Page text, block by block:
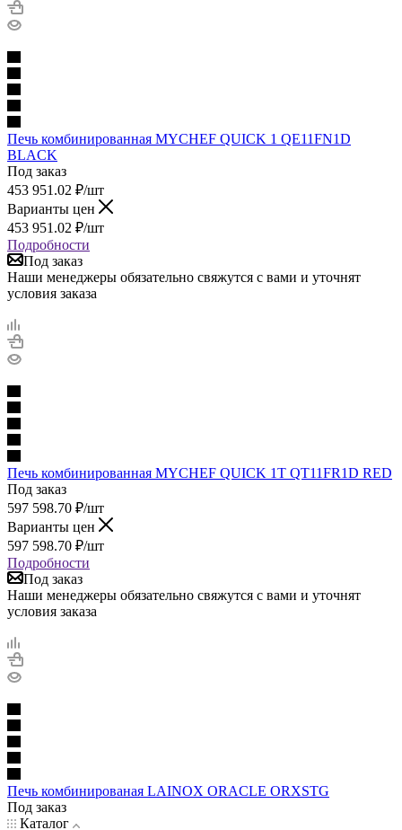
Печь комбинированная MYCHEF QUICK 1 QE11FN1D
BLACK
Под заказ
453 951.02 ₽/шт
Варианты цен
453 951.02 ₽/шт
Подробности
Под заказ
Наши менеджеры обязательно свяжутся с вами и уточнят
условия заказа
Печь комбинированная MYCHEF QUICK 1T QT11FR1D RED
Под заказ
597 598.70 ₽/шт
Варианты цен
597 598.70 ₽/шт
Подробности
Под заказ
Наши менеджеры обязательно свяжутся с вами и уточнят
условия заказа
Печь комбинированая LAINOX ORACLE ORXSTG
Под заказ
Каталог